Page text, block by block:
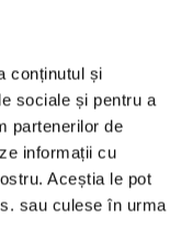
conținutul și
sociale și pentru a
partenerilor de
informații cu
Aceștia le pot
sau culese în urma